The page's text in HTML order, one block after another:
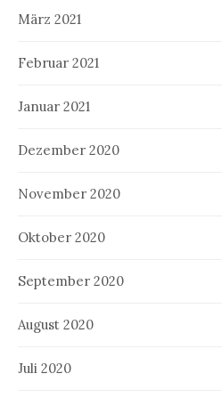
März 2021
Februar 2021
Januar 2021
Dezember 2020
November 2020
Oktober 2020
September 2020
August 2020
Juli 2020